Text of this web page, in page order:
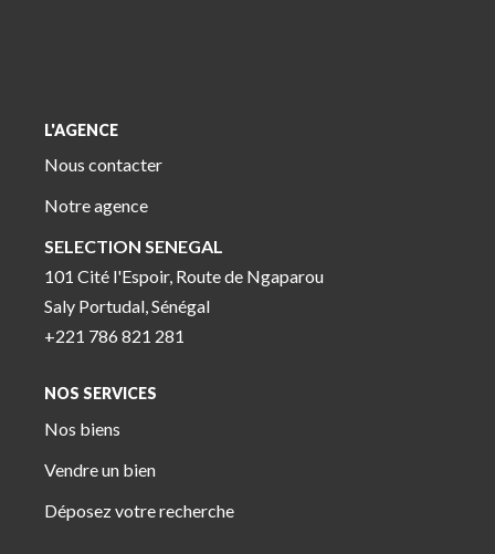
L'AGENCE
Nous contacter
Notre agence
SELECTION SENEGAL
101 Cité l'Espoir, Route de Ngaparou
Saly Portudal, Sénégal
+221 786 821 281
NOS SERVICES
Nos biens
Vendre un bien
Déposez votre recherche